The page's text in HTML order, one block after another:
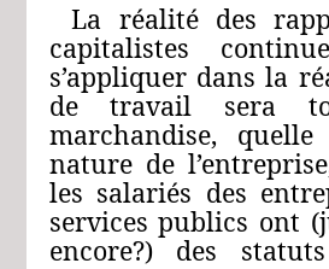
La réalité des
capitalistes
s’appliquer dans la
de travail sera
marchandise,
nature de
les salariés des
services publics ont
encore?) des